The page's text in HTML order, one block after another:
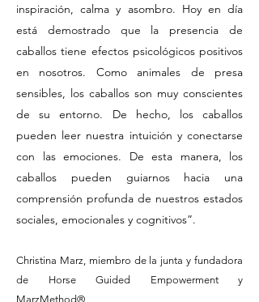
inspiración, calma y asombro. Hoy en día
está demostrado que la presencia de
caballos tiene efectos psicológicos positivos
en nosotros. Como animales de presa
sensibles, los caballos son muy conscientes
de su entorno. De hecho, los caballos
pueden leer nuestra intuición y conectarse
con las emociones. De esta manera, los
caballos pueden guiarnos hacia una
comprensión profunda de nuestros estados
sociales, emocionales y cognitivos”.
Christina Marz, miembro de la junta yfundadora
de Horse Guided Empowerment
y
MarzMethod®